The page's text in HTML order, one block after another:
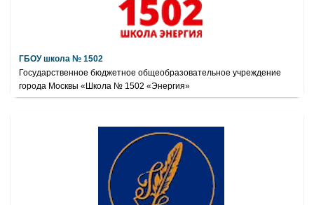
ГБОУ школа № 1502
Государственное бюджетное общеобразовательное учреждение
города Москвы «Школа № 1502 «Энергия»